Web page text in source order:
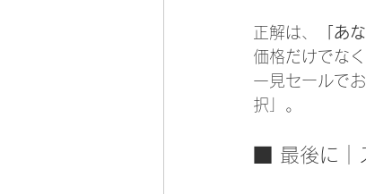
正解は、 「あ
価格だけでな
一見セールで
択」。
■ 最後に｜